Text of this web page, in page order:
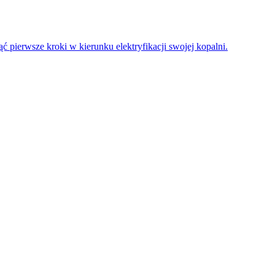
pierwsze kroki w kierunku elektryfikacji swojej kopalni.